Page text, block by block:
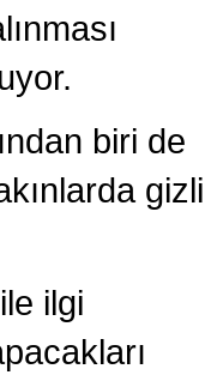
biri de
gizli
ilgi